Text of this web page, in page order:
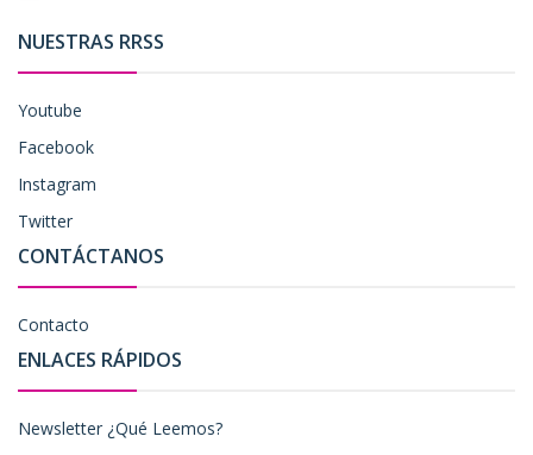
NUESTRAS RRSS
Youtube
Facebook
Instagram
Twitter
CONTÁCTANOS
Contacto
ENLACES RÁPIDOS
Newsletter ¿Qué Leemos?